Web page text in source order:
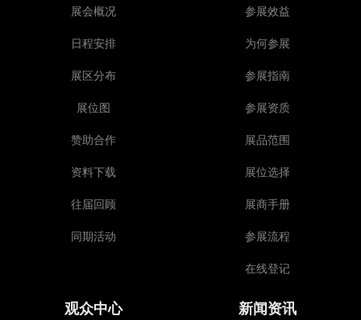
展会概况
日程安排
展区分布
展位图
赞助合作
资料下载
往届回顾
同期活动
参展效益
为何参展
参展指南
参展资质
展品范围
展位选择
展商手册
参展流程
在线登记
观众中心 新闻资讯